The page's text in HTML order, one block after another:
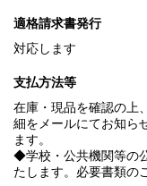
適格請求書発行
対応します
支払方法等
在庫・現品を確認の上
細をメールにてお知ら
ます。
◆学校・公共機関等の
たします。必要書類の